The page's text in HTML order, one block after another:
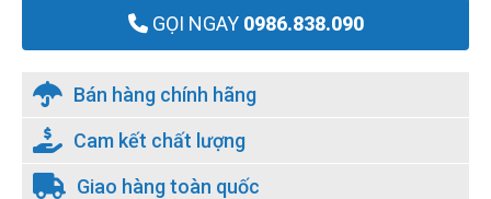
GỌI NGAY0986.838.090
Bán hàng chính hãng
Cam kết chất lượng
Giao hàng toàn quốc